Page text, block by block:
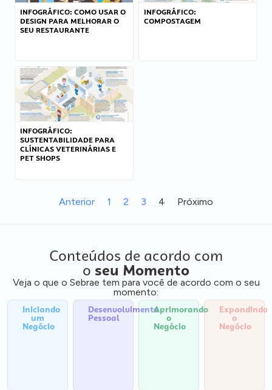
INFOGRÁFICO: COMO USAR O
DESIGN PARA MELHORAR O
SEU RESTAURANTE
INFOGRÁFICO:
COMPOSTAGEM
INFOGRÁFICO:
SUSTENTABILIDADE PARA
CLÍNICAS VETERINÁRIAS E
PET SHOPS
Anterior 1 2 3 4 Próximo
Conteúdos de acordo com
o seu Momento
Veja o que o Sebrae tem para você de acordo com o seu
momento:
Iniciando
um
Negócio
Desenvolvimento
Pessoal
Aprimorando
o
Negócio
Expandindo
o
Negócio